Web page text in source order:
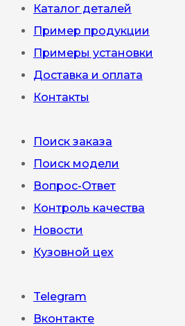
Каталог деталей
Пример продукции
Примеры установки
Доставка и оплата
Контакты
Поиск заказа
Поиск модели
Вопрос-Ответ
Контроль качества
Новости
Кузовной цех
Telegram
Вконтакте